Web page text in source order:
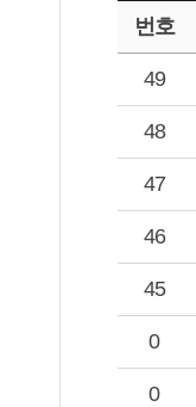
번호
49
48
47
46
45
0
0